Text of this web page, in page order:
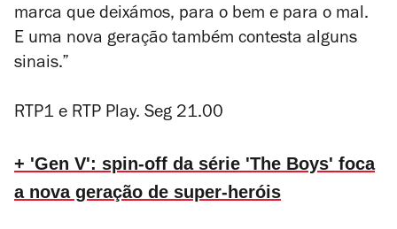
marca que deixámos, para o bem e para o mal.
E uma nova geração também contesta alguns
sinais.”
RTP1 e RTP Play. Seg 21.00
+ 'Gen V': spin-off da série 'The Boys' foca
a nova geração de super-heróis